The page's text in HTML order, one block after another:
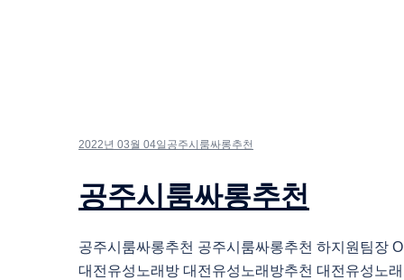
2022년 03월 04일 공주시룸싸롱추천
공주시룸싸롱추천
공주시룸싸롱추천 공주시룸싸롱추천 하지원팀장
대전유성노래방 대전유성노래방추천 대전유성노